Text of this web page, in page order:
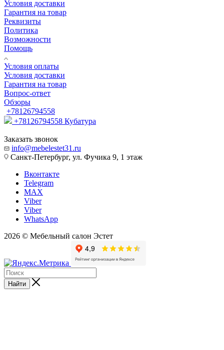
Условия доставки
Гарантия на товар
Реквизиты
Политика
Возможности
Помощь
Условия оплаты
Условия доставки
Гарантия на товар
Вопрос-ответ
Обзоры
+78126794558
+78126794558 Кубатура
Заказать звонок
info@mebelestet31.ru
Санкт-Петербург, ул. Фучика 9, 1 этаж
Вконтакте
Telegram
MAX
Viber
Viber
WhatsApp
2026 © Мебельный салон Эстет
Найти